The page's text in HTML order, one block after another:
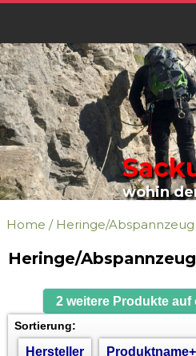
wohin
Home / Heringe/Abspannzeug
Heringe/Abspannzeug
2 weitere Produkte
Sortierung:
Hersteller Produktname+